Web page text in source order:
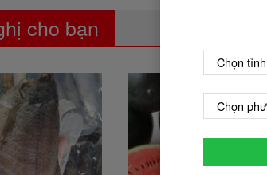
cho bạn
Chọn
Chọn